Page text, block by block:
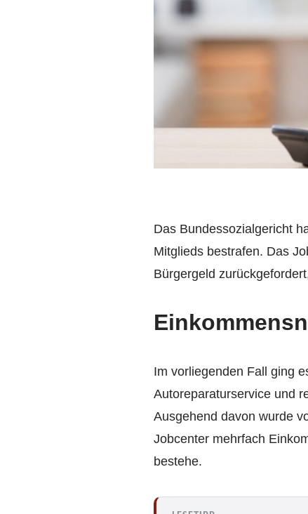
Das Bundessozialgericht
Mitglieds bestrafen. Das
Bürgergeld
Im vorliegenden Fall ging
Autoreparaturservice und
Ausgehend davon wurde
Jobcenter mehrfach
bestehe.